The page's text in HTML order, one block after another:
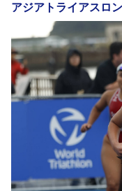
アジアトライアスロ